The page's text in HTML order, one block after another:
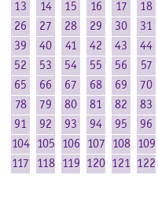
13
14 15 16 17 18
26
27 28 29 30 31
39
40 41 42 43 44
52
53 54 55 56 57
65
66 67 68 69 70
78
79 80 81 82 83
91
92 93 94 95 96
104
105 106 107 108 109
117
118 119 120 121 122